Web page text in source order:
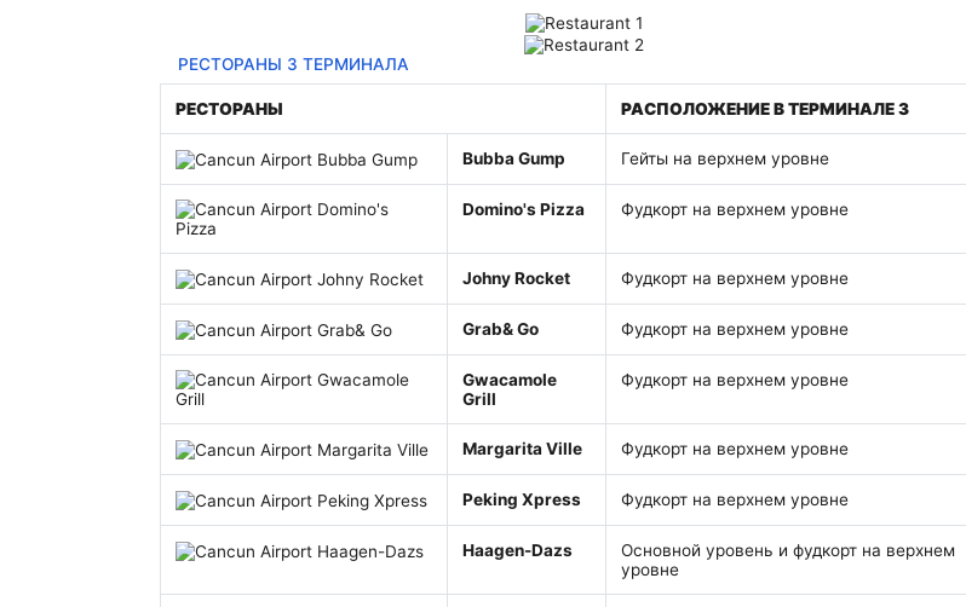
РЕСТОРАНЫ 3 ТЕРМИНАЛА
РЕСТОРАНЫ РАСПОЛОЖЕНИЕ В ТЕРМИНАЛЕ 3
Bubba Gump Гейты на верхнем уровне
Domino's Pizza Фудкорт на верхнем уровне
Johny Rocket Фудкорт на верхнем уровне
Grab& Go Фудкорт на верхнем уровне
Gwacamole
Grill
Фудкорт на верхнем уровне
Margarita Ville Фудкорт на верхнем уровне
Peking Xpress Фудкорт на верхнем уровне
Haagen-Dazs
Основной уровень и фудкорт на верхнем
уровне